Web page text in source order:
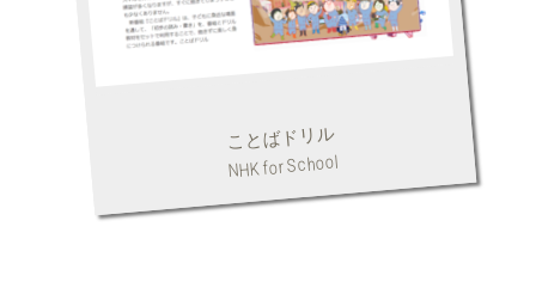
ことばドリル
NHK for School